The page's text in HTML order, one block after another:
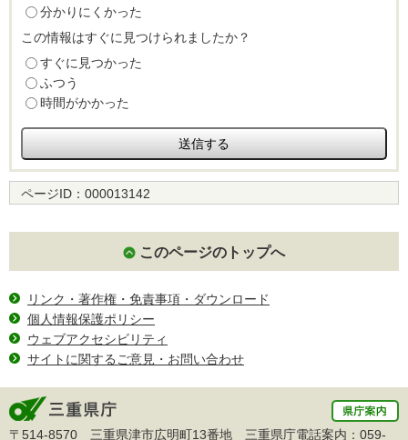
分かりにくかった
この情報はすぐに見つけられましたか？
すぐに見つかった
ふつう
時間がかかった
ページID： 000013142
このページのトップへ
リンク・著作権・免責事項・ダウンロード
個人情報保護ポリシー
ウェブアクセシビリティ
サイトに関するご意見・お問い合わせ
〒514-8570 三重県津市広明町13番地 三重県庁電話案内： 059-